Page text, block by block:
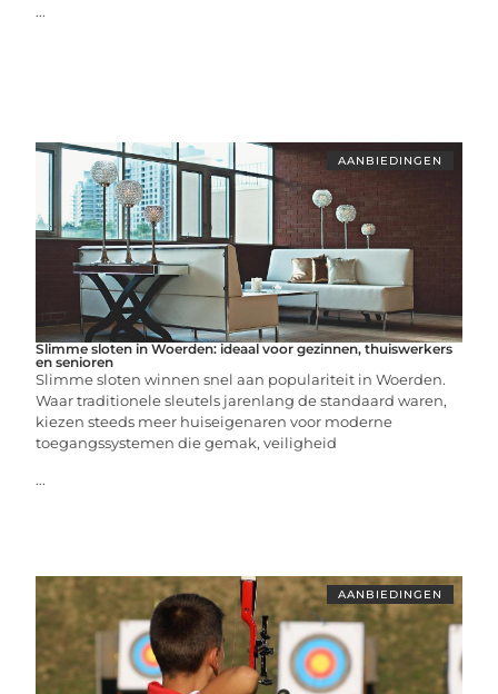
...
AANBIEDINGEN
Slimme sloten in Woerden: ideaal voor gezinnen, thuiswerkers
en senioren
Slimme sloten winnen snel aan populariteit in Woerden.
Waar traditionele sleutels jarenlang de standaard waren,
kiezen steeds meer huiseigenaren voor moderne
toegangssystemen die gemak, veiligheid
...
AANBIEDINGEN